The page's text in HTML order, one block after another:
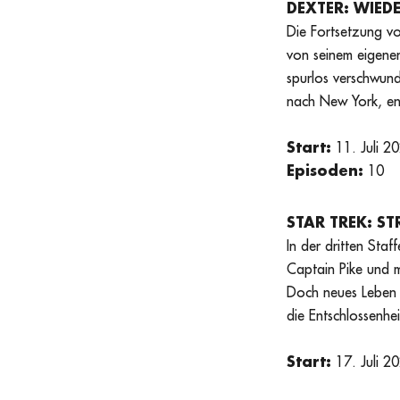
DEXTER:
Die Fortsetzung
von seinem
spurlos
nach New York,
Start:
11. Juli
Episoden: 10
STAR TREK:
In der dritten
Captain Pike und
Doch neues
die
Start: 17. Juli